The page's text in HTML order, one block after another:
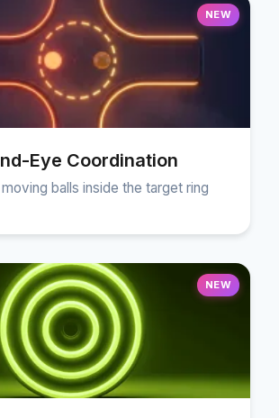
NEW
Eye Coordination
balls inside the target ring
NEW